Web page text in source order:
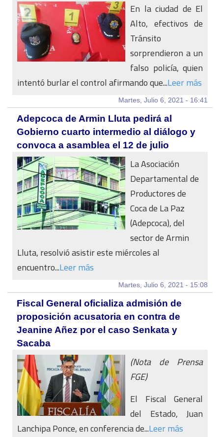
En la ciudad de El
Alto, efectivos de
Tránsito
sorprendieron a un
falso policía, quien
intentó burlar el control afirmando que...Leer más
Martes, Julio 6, 2021 - 16:41
Adepcoca de Armin Lluta pedirá al
Gobierno cuarto intermedio al diálogo y
convoca a asamblea el 12 de julio
La Asociación
Departamental de
Productores de
Coca de La Paz
(Adepcoca), del
sector de Armin
Lluta, resolvió asistir este miércoles al
encuentro...Leer más
Martes, Julio 6, 2021 - 15:08
Fiscal General oficializa admisión de
proposición acusatoria en contra de
Jeanine Añez por el caso Senkata y
Sacaba
(Nota de Prensa
FGE)
El Fiscal General
del Estado, Juan
Lanchipa Ponce, en conferencia de...Leer más